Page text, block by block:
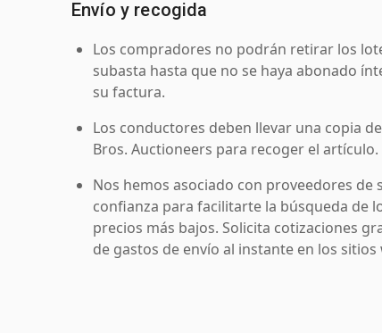
Envío y recogida
Los compradores no podrán retirar los
subasta hasta que no se haya abonado
su factura.
Los conductores deben llevar una copia
Bros. Auctioneers para recoger el artículo.
Nos hemos asociado con proveedores
confianza para facilitarte la búsqueda de
precios más bajos. Solicita cotizaciones
de gastos de envío al instante en los